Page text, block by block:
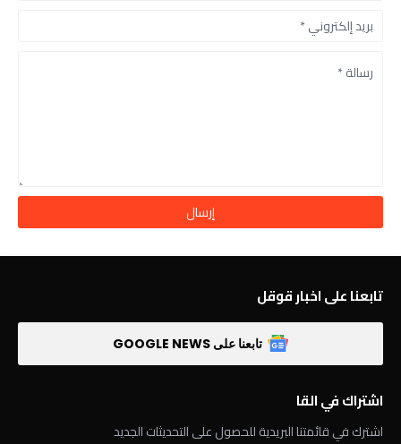
تابعنا على اخبار قوقل
تابعنا على GOOGLE NEWS
اشتراك في القا
اشترك في قائمتنا البريدية للحصول على التحديثات الجديد